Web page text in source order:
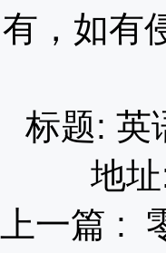
有，如有
标题: 英
地
上一篇 :